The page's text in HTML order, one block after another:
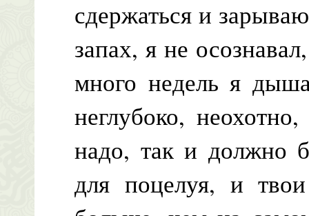
сдержаться и
запах, я не
много недель я
неглубоко,
надо, так и должно
для поцелуя, и